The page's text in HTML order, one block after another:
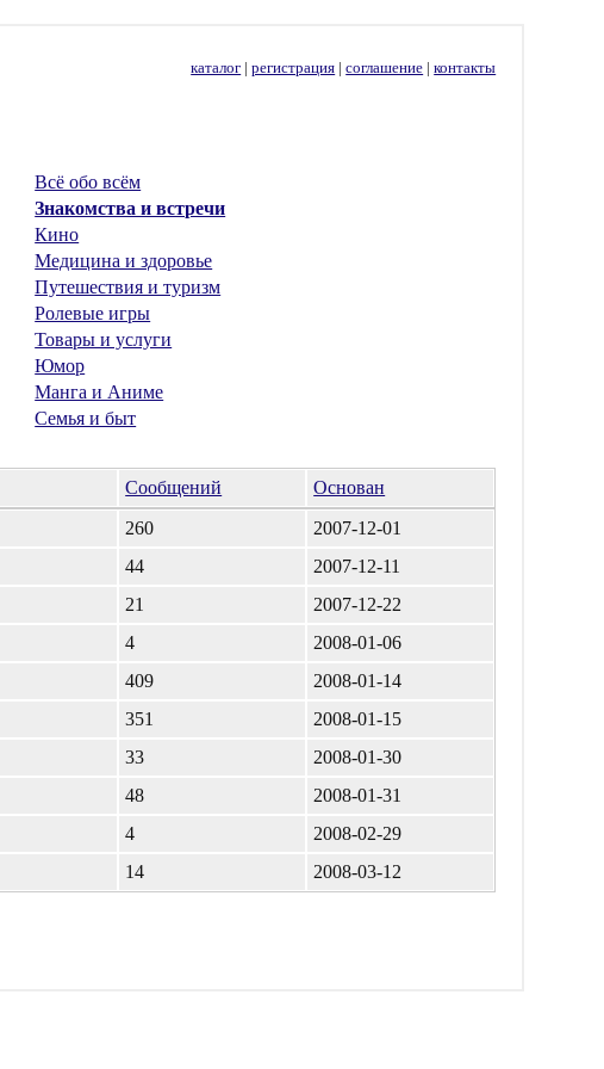
каталог |регистрация |соглашение |контакты
Всё обо всём
Знакомства и встречи
Кино
Медицина и здоровье
Путешествия и туризм
Ролевые игры
Товары и услуги
Юмор
Манга и Аниме
Семья и быт
Сообщений
Основан
260
2007-12-01
44
2007-12-11
21
2007-12-22
4
2008-01-06
409
2008-01-14
351
2008-01-15
33
2008-01-30
48
2008-01-31
4
2008-02-29
14 2008-03-12